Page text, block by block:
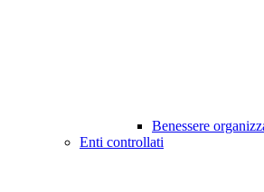
Benessere
Enti controllati